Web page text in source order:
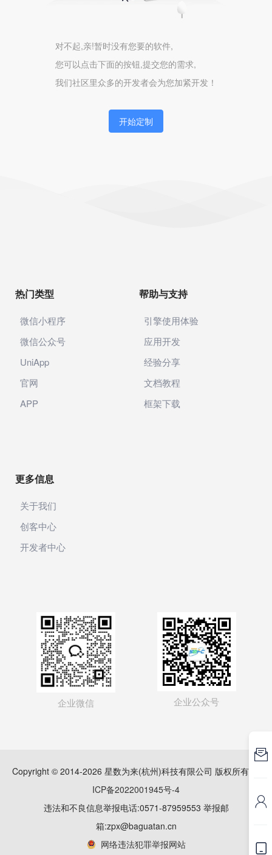
对不起,亲!暂时没有您要的软件,
您可以点击下面的按钮,提交您的需求,
我们社区里众多的开发者会为您加紧开发！
开始定制
热门类型
微信小程序
微信公众号
UniApp
官网
APP
帮助与支持
引擎使用体验
应用开发
经验分享
文档教程
框架下载
更多信息
关于我们
创客中心
开发者中心
企业微信 企业公众号
Copyright © 2014-2026 星数为来(杭州)科技有限公司 版权所有
ICP备2022001945号-4
违法和不良信息举报电话:0571-87959553 举报邮
箱:zpx@baguatan.cn
网络违法犯罪举报网站


